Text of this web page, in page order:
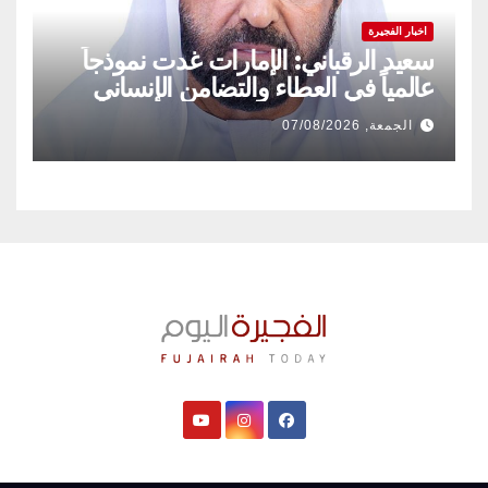
اخبار الفجيرة
سعيد الرقباني: الإمارات غدت نموذجاً
عالمياً في العطاء والتضامن الإنساني
الجمعة, 07/08/2026